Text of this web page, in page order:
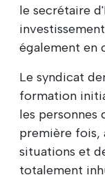
le secrétaire
également en
Le syndicat
formation
les
première fois,
situations et
totalement